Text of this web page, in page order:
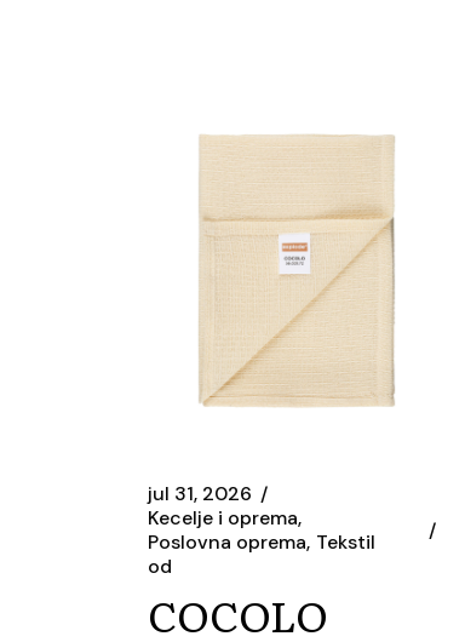
jul 31, 2026
Kecelje i oprema
Poslovna oprema Tekstil
od
COCOLO